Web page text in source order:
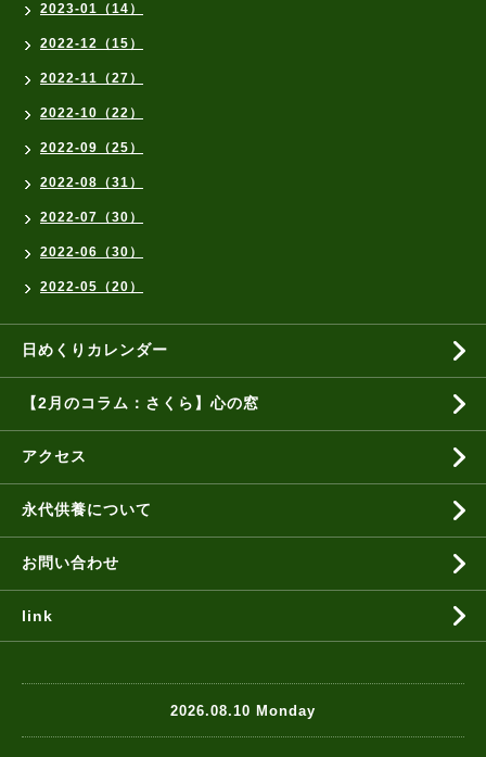
2023-01（14）
2022-12（15）
2022-11（27）
2022-10（22）
2022-09（25）
2022-08（31）
2022-07（30）
2022-06（30）
2022-05（20）
日めくりカレンダー
【2月のコラム：さくら】心の窓
アクセス
永代供養について
お問い合わせ
link
2026.08.10 Monday